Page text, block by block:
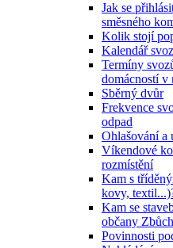
Jak se
směsného
Kolik stojí
Kalendář
Termíny
domácností v
Sběrný dvůr
Frekvence
odpad
Ohlašování a
Víkendové
rozmístění
Kam s
kovy,
Kam se
občany
Povinnosti